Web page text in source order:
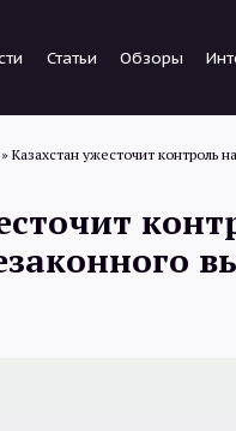
Статьи Обзоры
» Казахстан ужесточит контроль